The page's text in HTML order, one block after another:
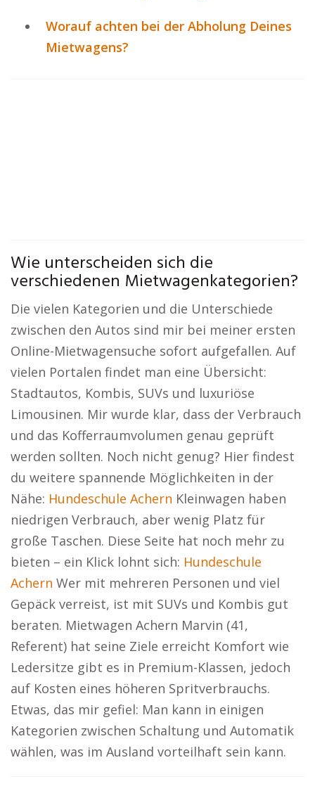
Worauf achten bei der Abholung Deines
Mietwagens?
Wie unterscheiden sich die
verschiedenen Mietwagenkategorien?
Die vielen Kategorien und die Unterschiede
zwischen den Autos sind mir bei meiner ersten
Online-Mietwagensuche sofort aufgefallen. Auf
vielen Portalen findet man eine Übersicht:
Stadtautos, Kombis, SUVs und luxuriöse
Limousinen. Mir wurde klar, dass der Verbrauch
und das Kofferraumvolumen genau geprüft
werden sollten. Noch nicht genug? Hier findest
du weitere spannende Möglichkeiten in der
Nähe: Hundeschule Achern Kleinwagen haben
niedrigen Verbrauch, aber wenig Platz für
große Taschen. Diese Seite hat noch mehr zu
bieten – ein Klick lohnt sich: Hundeschule
Achern Wer mit mehreren Personen und viel
Gepäck verreist, ist mit SUVs und Kombis gut
beraten. Mietwagen Achern Marvin (41,
Referent) hat seine Ziele erreicht Komfort wie
Ledersitze gibt es in Premium-Klassen, jedoch
auf Kosten eines höheren Spritverbrauchs.
Etwas, das mir gefiel: Man kann in einigen
Kategorien zwischen Schaltung und Automatik
wählen, was im Ausland vorteilhaft sein kann.